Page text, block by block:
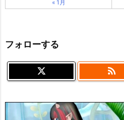
« 1月
フォローする
